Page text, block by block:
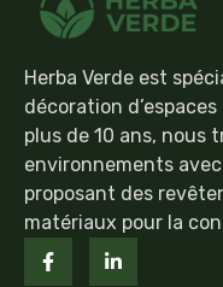
Herba Verde est
décoration
plus de 10 ans, nous
environnements
proposant des
matériaux pour la